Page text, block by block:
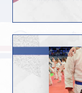
tatamira, ahol az
Járóka-
Ponácz
Gede
Szentes
Takács
Vida
Vikol